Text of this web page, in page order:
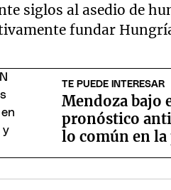
siglos al asedio de
fundar
TE PUEDE INTERESAR
Mendoza bajo
pronóstico
lo común en